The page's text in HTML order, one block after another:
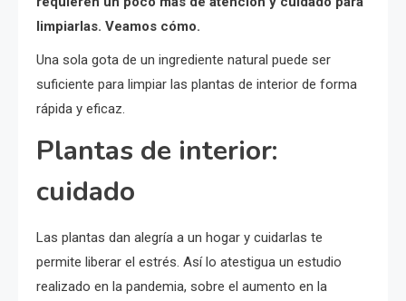
limpiarlas. Veamos cómo.
Una sola gota de un ingrediente natural puede ser
suficiente para limpiar las plantas de interior de forma
rápida y eficaz.
Plantas de interior:
cuidado
Las plantas dan alegría a un hogar y cuidarlas te
permite liberar el estrés. Así lo atestigua un estudio
realizado en la pandemia, sobre el aumento en la